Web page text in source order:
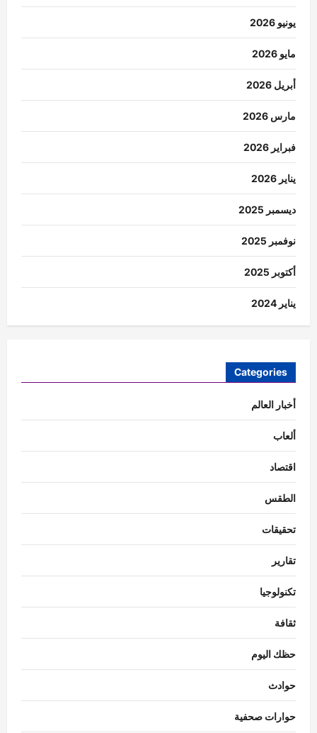
يونيو 2026
مايو 2026
أبريل 2026
مارس 2026
فبراير 2026
يناير 2026
ديسمبر 2025
نوفمبر 2025
أكتوبر 2025
يناير 2024
Categories
أخبار العالم
ألعاب
اقتصاد
الطقس
تحقيقات
تقارير
تكنولوجيا
ثقافة
حظك اليوم
حوادث
حوارات صحفية